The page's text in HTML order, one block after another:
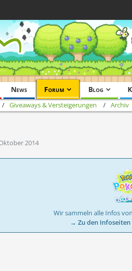
News Forum Blog
Giveaways & Versteigerungen Archiv
2014
Wir sammeln alle Infos
→ Zu den